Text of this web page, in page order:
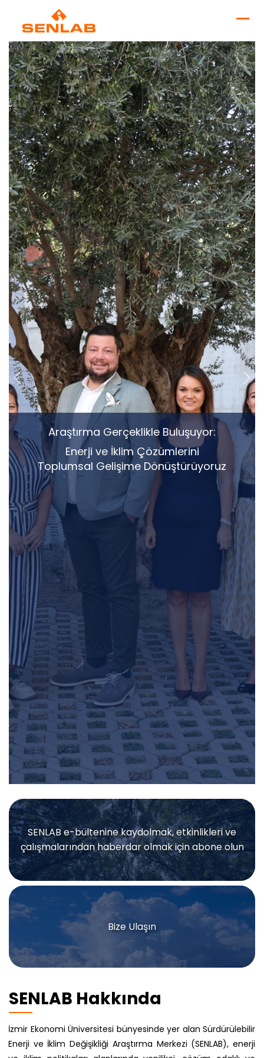
Araştırma Gerçeklikle Buluşuyor:
Enerji ve İklim Çözümlerini
Toplumsal Gelişime Dönüştürüyoruz
SENLAB e-bültenine kaydolmak, etkinlikleri ve
çalışmalarından haberdar olmak için abone olun
Bize Ulaşın
SENLAB Hakkında
İzmir Ekonomi Üniversitesi bünyesinde yer alan Sürdürülebilir
Enerji ve İklim Değişikliği Araştırma Merkezi (SENLAB), enerji